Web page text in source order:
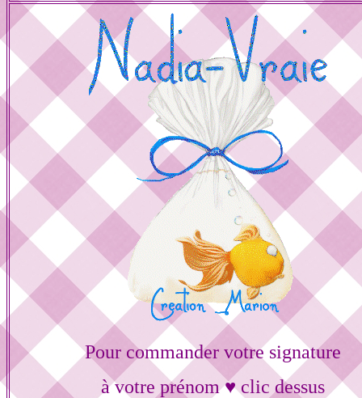
Pour commander votre signature
à votre prénom ♥ clic dessus